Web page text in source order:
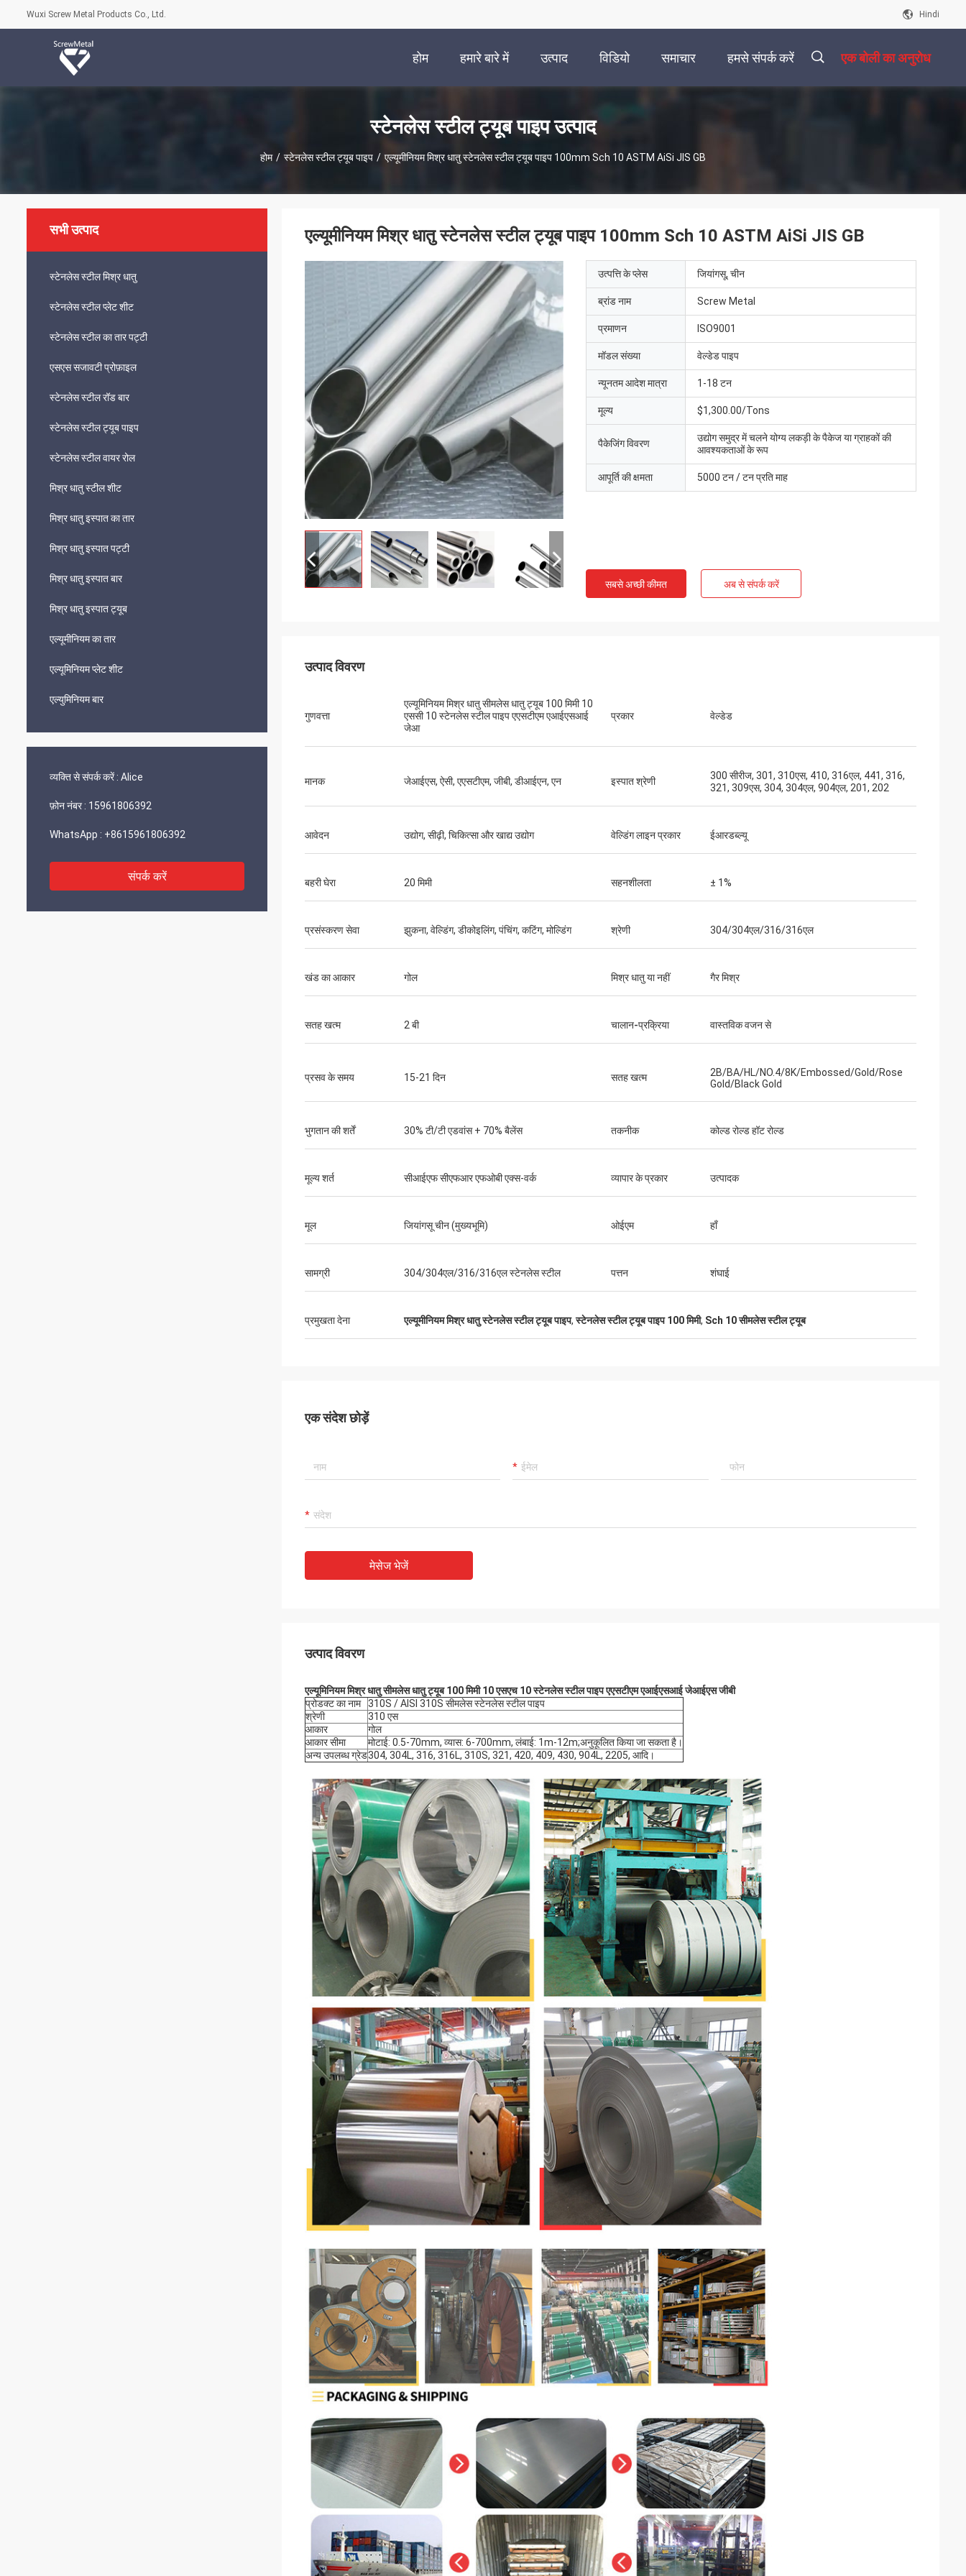
Wuxi Screw Metal Products Co., Ltd. Hindi
होम हमारे बारे में उत्पाद विडियो समाचार हमसे संपर्क करें एक बोली का अनुरोध
स्टेनलेस स्टील ट्यूब पाइप उत्पाद
होम / स्टेनलेस स्टील ट्यूब पाइप / एल्यूमीनियम मिश्र धातु स्टेनलेस स्टील ट्यूब पाइप 100mm Sch 10 ASTM AiSi JIS GB
सभी उत्पाद
स्टेनलेस स्टील मिश्र धातु
स्टेनलेस स्टील प्लेट शीट
स्टेनलेस स्टील का तार पट्टी
एसएस सजावटी प्रोफ़ाइल
स्टेनलेस स्टील रॉड बार
स्टेनलेस स्टील ट्यूब पाइप
स्टेनलेस स्टील वायर रोल
मिश्र धातु स्टील शीट
मिश्र धातु इस्पात का तार
मिश्र धातु इस्पात पट्टी
मिश्र धातु इस्पात बार
मिश्र धातु इस्पात ट्यूब
एल्यूमीनियम का तार
एल्यूमिनियम प्लेट शीट
एल्युमिनियम बार
व्यक्ति से संपर्क करें : Alice
फ़ोन नंबर : 15961806392
WhatsApp : +8615961806392
संपर्क करें
एल्यूमीनियम मिश्र धातु स्टेनलेस स्टील ट्यूब पाइप 100mm Sch 10 ASTM AiSi JIS GB
उत्पत्ति के प्लेस जियांगसू, चीन
ब्रांड नाम Screw Metal
प्रमाणन ISO9001
मॉडल संख्या वेल्डेड पाइप
न्यूनतम आदेश मात्रा 1-18 टन
मूल्य $1,300.00/Tons
पैकेजिंग विवरण
उद्योग समुद्र में चलने योग्य लकड़ी के पैकेज या ग्राहकों की
आवश्यकताओं के रूप
आपूर्ति की क्षमता 5000 टन / टन प्रति माह
सबसे अच्छी कीमत अब से संपर्क करें
उत्पाद विवरण
गुणवत्ता
एल्यूमिनियम मिश्र धातु सीमलेस धातु ट्यूब 100 मिमी 10
एससी 10 स्टेनलेस स्टील पाइप एएसटीएम एआईएसआई
जेआ
प्रकार वेल्डेड
मानक जेआईएस, ऐसी, एएसटीएम, जीबी, डीआईएन, एन इस्पात श्रेणी
300 सीरीज, 301, 310एस, 410, 316एल, 441, 316,
321, 309एस, 304, 304एल, 904एल, 201, 202
आवेदन उद्योग, सीढ़ी, चिकित्सा और खाद्य उद्योग वेल्डिंग लाइन प्रकार ईआरडब्ल्यू
बहरी घेरा 20 मिमी सहनशीलता ± 1%
प्रसंस्करण सेवा झुकना, वेल्डिंग, डीकोइलिंग, पंचिंग, कटिंग, मोल्डिंग श्रेणी 304/304एल/316/316एल
खंड का आकार गोल मिश्र धातु या नहीं गैर मिश्र
सतह खत्म 2 बी चालान-प्रक्रिया वास्तविक वजन से
प्रसव के समय 15-21 दिन सतह खत्म
2B/BA/HL/NO.4/8K/Embossed/Gold/Rose
Gold/Black Gold
भुगतान की शर्तें 30% टी/टी एडवांस + 70% बैलेंस तकनीक कोल्ड रोल्ड हॉट रोल्ड
मूल्य शर्त सीआईएफ सीएफआर एफओबी एक्स-वर्क व्यापार के प्रकार उत्पादक
मूल जियांगसू चीन (मुख्यभूमि) ओईएम हाँ
सामग्री 304/304एल/316/316एल स्टेनलेस स्टील पत्तन शंघाई
प्रमुखता देना एल्यूमीनियम मिश्र धातु स्टेनलेस स्टील ट्यूब पाइप,स्टेनलेस स्टील ट्यूब पाइप 100 मिमी, Sch 10 सीमलेस स्टील ट्यूब
एक संदेश छोड़ें
मेसेज भेजें
उत्पाद विवरण
एल्यूमिनियम मिश्र धातु सीमलेस धातु ट्यूब 100 मिमी 10 एसएच 10 स्टेनलेस स्टील पाइप एएसटीएम एआईएसआई जेआईएस जीबी
प्रोडक्ट का नाम
310S / AISI 310S सीमलेस स्टेनलेस स्टील पाइप
श्रेणी
310 एस
आकार
गोल
आकार सीमा
मोटाई: 0.5-70mm, व्यास: 6-700mm, लंबाई: 1m-12m;अनुकूलित किया जा सकता है।
अन्य उपलब्ध ग्रेड304, 304L, 316, 316L, 310S, 321, 420, 409, 430, 904L, 2205, आदि।